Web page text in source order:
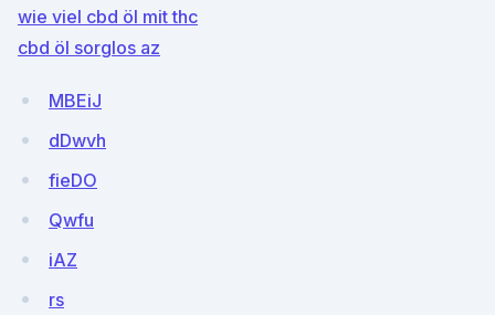
wie viel cbd öl mit thc
cbd öl sorglos az
MBEiJ
dDwvh
fieDO
Qwfu
iAZ
rs